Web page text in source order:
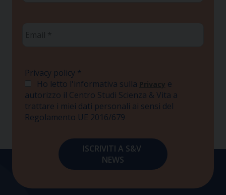
Privacy policy *
Ho letto l'informativa sulla Privacy e
autorizzo il Centro Studi Scienza & Vita a
trattare i miei dati personali ai sensi del
Regolamento UE 2016/679